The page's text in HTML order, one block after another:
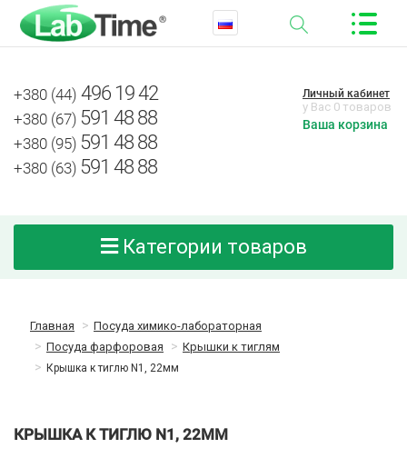
+380 (44) 496 19 42
+380 (67) 591 48 88
+380 (95) 591 48 88
+380 (63) 591 48 88
Личный кабинет
у Вас 0 товаров
Ваша корзина
Категории товаров
Главная
Посуда химико-лабораторная
Посуда фарфоровая
Крышки к тиглям
Крышка к тиглю N1, 22мм
КРЫШКА К ТИГЛЮ N1, 22ММ